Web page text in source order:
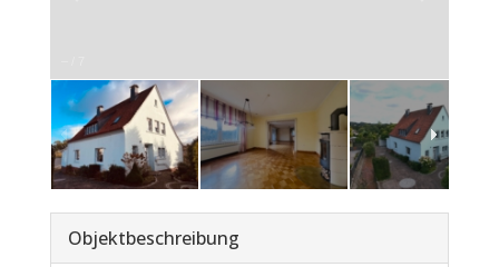
Objekt­beschreibung